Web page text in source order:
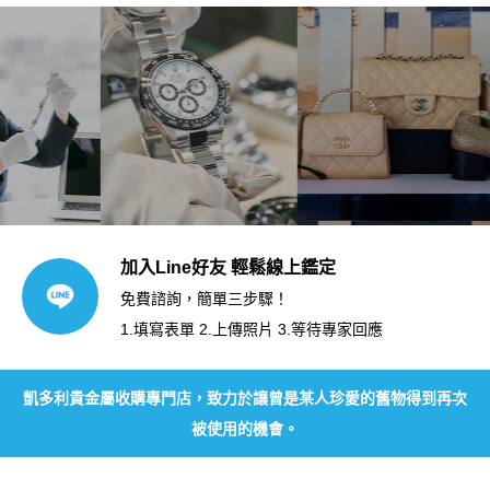
加入Line好友 輕鬆線上鑑定
免費諮詢，簡單三步驟！
1.填寫表單 2.上傳照片 3.等待專家回應
凱多利貴金屬收購專門店，致力於讓曾是某人珍愛的舊物得到再次
被使用的機會。